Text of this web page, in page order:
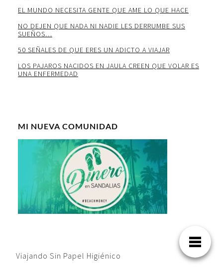
EL MUNDO NECESITA GENTE QUE AME LO QUE HACE
NO DEJEN QUE NADA NI NADIE LES DERRUMBE SUS
SUEÑOS…
50 SEÑALES DE QUE ERES UN ADICTO A VIAJAR
LOS PAJAROS NACIDOS EN JAULA CREEN QUE VOLAR ES
UNA ENFERMEDAD
MI NUEVA COMUNIDAD
Viajando Sin Papel Higiénico